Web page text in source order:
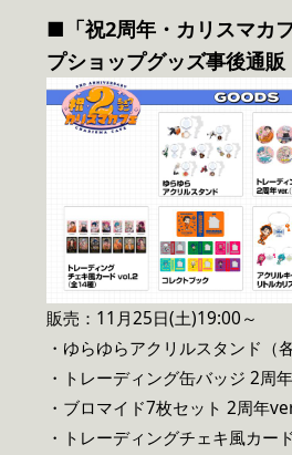
■「祝2周年・カリスマカ
プショップグッズ事後通販
販売：11月25日(土)19:00～
・ゆらゆらアクリルスタンド（
・トレーディング缶バッジ 2周
・ブロマイド7枚セット 2周年
・トレーディングチェキ風カー